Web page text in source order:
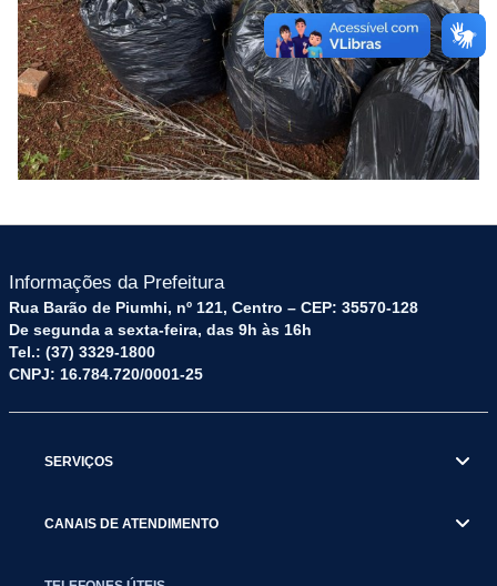
Informações da Prefeitura
Rua Barão de Piumhi, nº 121, Centro – CEP: 35570-128
De segunda a sexta-feira, das 9h às 16h
Tel.: (37) 3329-1800
CNPJ: 16.784.720/0001-25
SERVIÇOS
CANAIS DE ATENDIMENTO